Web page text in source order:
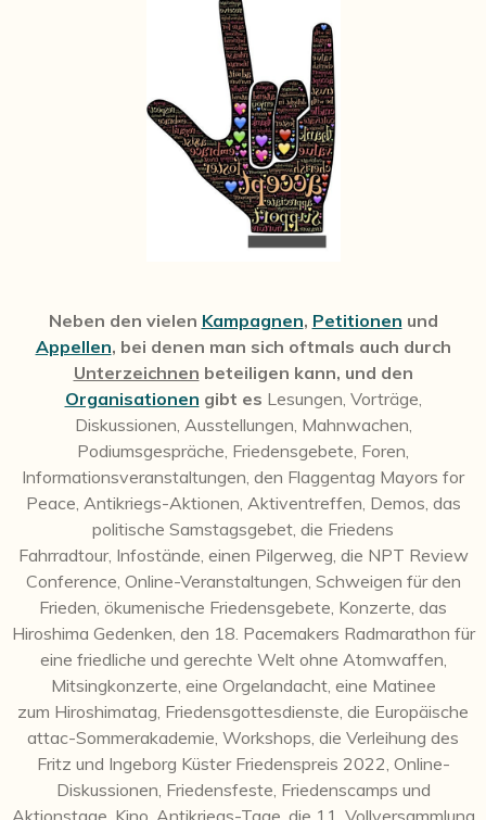
Neben den vielen Kampagnen, Petitionen und
Appellen, bei denen man sich oftmals auch durch
Unterzeichnen beteiligen kann, und den
Organisationen gibt es Lesungen, Vorträge,
Diskussionen, Ausstellungen, Mahnwachen,
Podiumsgespräche, Friedensgebete, Foren,
Informationsveranstaltungen, den Flaggentag Mayors for
Peace, Antikriegs-Aktionen, Aktiventreffen, Demos, das
politische Samstagsgebet, die Friedens
Fahrradtour, Infostände, einen Pilgerweg, die NPT Review
Conference, Online-Veranstaltungen, Schweigen für den
Frieden, ökumenische Friedensgebete, Konzerte, das
Hiroshima Gedenken, den 18. Pacemakers Radmarathon für
eine friedliche und gerechte Welt ohne Atomwaffen,
Mitsingkonzerte, eine Orgelandacht, eine Matinee
zum Hiroshimatag, Friedensgottesdienste, die Europäische
attac-Sommerakademie, Workshops, die Verleihung des
Fritz und Ingeborg Küster Friedenspreis 2022, Online-
Diskussionen, Friedensfeste, Friedenscamps und